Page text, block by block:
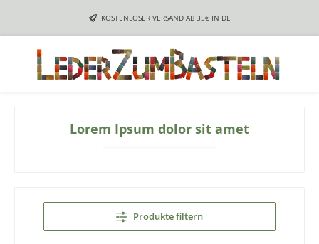
Zum Hauptinhalt springenKOSTENLOSER VERSAND AB 35€ IN DE
Lorem Ipsum dolor sit amet
Produkte filtern